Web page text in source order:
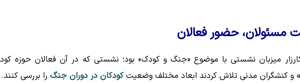
حضور فعالان
میزبان نشستی با موضوع «جنگ و کودک» بود؛ نشستی که در آن فعالان حوزه
و کنشگران مدنی تلاش کردند ابعاد مختلف وضعیتکودکان در دوران جنگ را بررسی کنند.